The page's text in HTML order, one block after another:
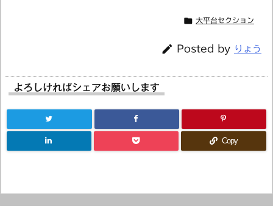
 大平台セクション
 Posted by りょう
よろしければシェアお願いします
Copy